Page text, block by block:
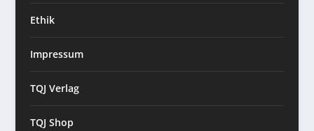
Ethik
Impressum
TQJ Verlag
TQJ Shop